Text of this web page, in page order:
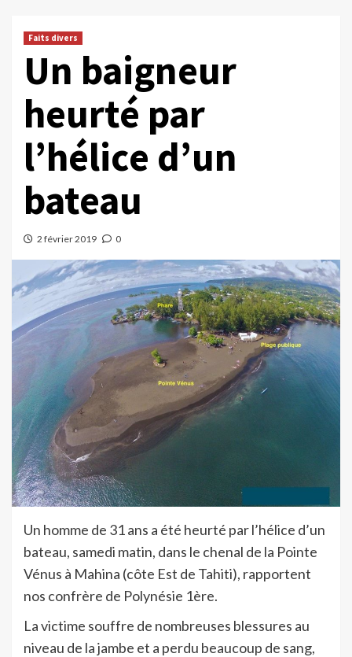
Faits divers
Un baigneur
heurté par
l’hélice d’un
bateau
2 février 2019 0
Un homme de 31 ans a été heurté par l’hélice d’un
bateau, samedi matin, dans le chenal de la Pointe
Vénus à Mahina (côte Est de Tahiti), rapportent
nos confrère de Polynésie 1ère.
La victime souffre de nombreuses blessures au
niveau de la jambe et a perdu beaucoup de sang,